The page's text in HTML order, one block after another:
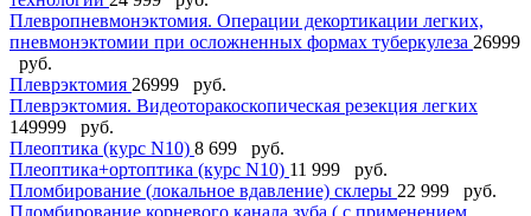
Плевропневмонэктомия. Операции декортикации легких,
пневмонэктомии при осложненных формах туберкулеза 26999
руб.
Плеврэктомия 26999 руб.
Плеврэктомия. Видеоторакоскопическая резекция легких
149999 руб.
Плеоптика (курс N10) 8 699 руб.
Плеоптика+ортоптика (курс N10) 11 999 руб.
Пломбирование (локальное вдавление) склеры 22 999 руб.
Пломбирование корневого канала зуба ( с применением